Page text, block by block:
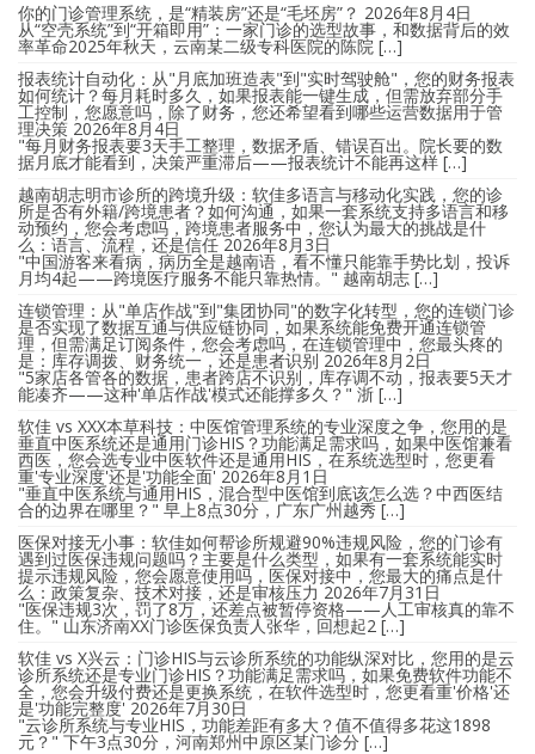
你的门诊管理系统，是“精装房”还是“毛坯房”？ 2026年8月4日
从“空壳系统”到“开箱即用”：一家门诊的选型故事，和数据背后的效
率革命2025年秋天，云南某二级专科医院的陈院 […]
报表统计自动化：从"月底加班造表"到"实时驾驶舱"，您的财务报表
如何统计？每月耗时多久，如果报表能一键生成，但需放弃部分手
工控制，您愿意吗，除了财务，您还希望看到哪些运营数据用于管
理决策 2026年8月4日
"每月财务报表要3天手工整理，数据矛盾、错误百出。院长要的数
据月底才能看到，决策严重滞后——报表统计不能再这样 […]
越南胡志明市诊所的跨境升级：软佳多语言与移动化实践，您的诊
所是否有外籍/跨境患者？如何沟通，如果一套系统支持多语言和移
动预约，您会考虑吗，跨境患者服务中，您认为最大的挑战是什
么：语言、流程，还是信任 2026年8月3日
"中国游客来看病，病历全是越南语，看不懂只能靠手势比划，投诉
月均4起——跨境医疗服务不能只靠热情。" 越南胡志 […]
连锁管理：从"单店作战"到"集团协同"的数字化转型，您的连锁门诊
是否实现了数据互通与供应链协同，如果系统能免费开通连锁管
理，但需满足订阅条件，您会考虑吗，在连锁管理中，您最头疼的
是：库存调拨、财务统一，还是患者识别 2026年8月2日
"5家店各管各的数据，患者跨店不识别，库存调不动，报表要5天才
能凑齐——这种'单店作战'模式还能撑多久？" 浙 […]
软佳 vs XXX本草科技：中医馆管理系统的专业深度之争，您用的是
垂直中医系统还是通用门诊HIS？功能满足需求吗，如果中医馆兼看
西医，您会选专业中医软件还是通用HIS，在系统选型时，您更看
重'专业深度'还是'功能全面' 2026年8月1日
"垂直中医系统与通用HIS，混合型中医馆到底该怎么选？中西医结
合的边界在哪里？" 早上8点30分，广东广州越秀 […]
医保对接无小事：软佳如何帮诊所规避90%违规风险，您的门诊有
遇到过医保违规问题吗？主要是什么类型，如果有一套系统能实时
提示违规风险，您会愿意使用吗，医保对接中，您最大的痛点是什
么：政策复杂、技术对接，还是审核压力 2026年7月31日
"医保违规3次，罚了8万，还差点被暂停资格——人工审核真的靠不
住。" 山东济南XX门诊医保负责人张华，回想起2 […]
软佳 vs X兴云：门诊HIS与云诊所系统的功能纵深对比，您用的是云
诊所系统还是专业门诊HIS？功能满足需求吗，如果免费软件功能不
全，您会升级付费还是更换系统，在软件选型时，您更看重'价格'还
是'功能完整度' 2026年7月30日
"云诊所系统与专业HIS，功能差距有多大？值不值得多花这1898
元？" 下午3点30分，河南郑州中原区某门诊分 […]